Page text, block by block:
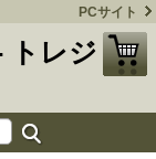
PCサイト
トレジ